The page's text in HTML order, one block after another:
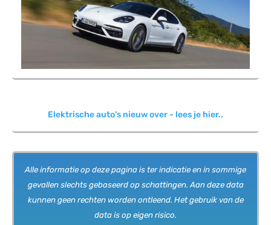
Elektrische auto's nieuw over - lees je hier..
Alle informatie op deze pagina is ter indicatie en in sommige
gevallen slechts gebaseerd op schattingen. Aan deze data
kunnen geen rechten worden ontleend. Het gebruik van de
data is op eigen risico.